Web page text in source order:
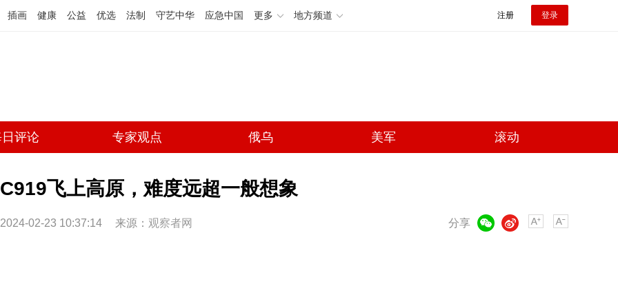
插画 健康 公益 优选 法制 守艺中华 应急中国 更多 地方频道 注册 登录
评论 专家观点 俄乌 美军 滚动
C919飞上高原，难度远超一般想象
2024-02-23 10:37:14 来源： 观察者网 分享
微博